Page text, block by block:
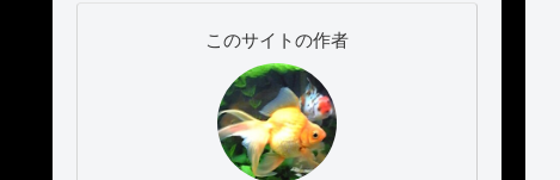
このサイトの作者